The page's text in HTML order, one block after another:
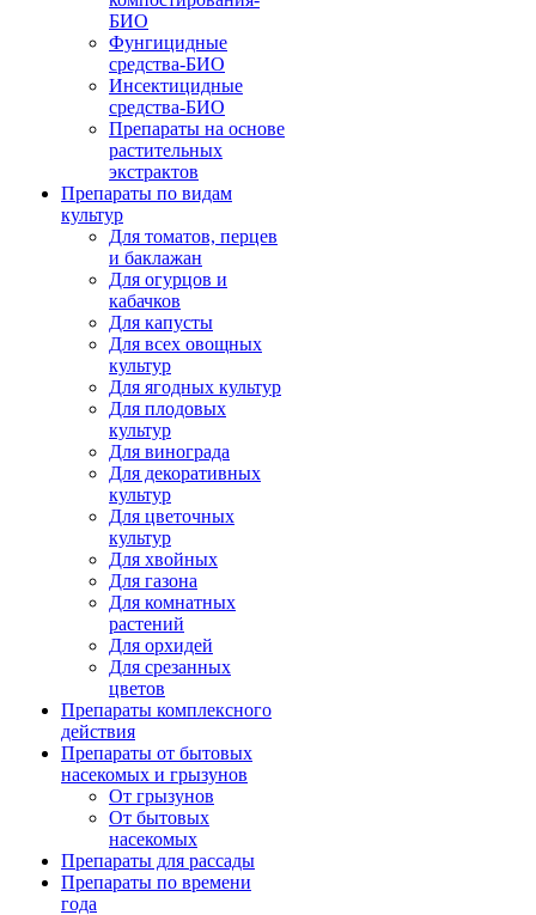
БИО
Фунгицидные
средства-БИО
Инсектицидные
средства-БИО
Препараты на основе
растительных
экстрактов
Препараты по видам
культур
Для томатов, перцев
и баклажан
Для огурцов и
кабачков
Для капусты
Для всех овощных
культур
Для ягодных культур
Для плодовых
культур
Для винограда
Для декоративных
культур
Для цветочных
культур
Для хвойных
Для газона
Для комнатных
растений
Для орхидей
Для срезанных
цветов
Препараты комплексного
действия
Препараты от бытовых
насекомых и грызунов
От грызунов
От бытовых
насекомых
Препараты для рассады
Препараты по времени
года